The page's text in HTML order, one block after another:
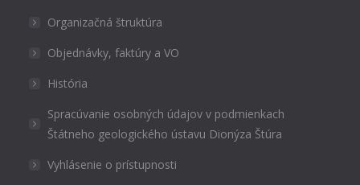
Organizačná štruktúra
Objednávky, faktúry a VO
História
Spracúvanie osobných údajov v podmienkach
Štátneho geologického ústavu Dionýza Štúra
Vyhlásenie o prístupnosti